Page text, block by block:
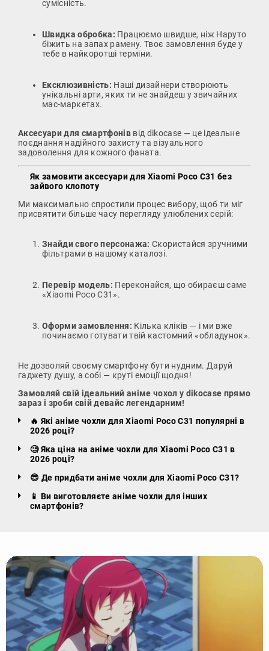
сумісність.
Швидка обробка: Працюємо швидше, ніж Наруто
біжить на запах рамену. Твоє замовлення буде у
тебе в найкоротші терміни.
Ексклюзивність: Наші дизайнери створюють
унікальні арти, яких ти не знайдеш у звичайних
мас-маркетах.
Аксесуари для смартфонів від dikocase — це ідеальне
поєднання надійного захисту та візуального
задоволення для кожного фаната.
Як замовити аксесуари для Xiaomi Poco C31 без
зайвого клопоту
Ми максимально спростили процес вибору, щоб ти міг
присвятити більше часу перегляду улюблених серій:
Знайди свого персонажа: Скористайся зручними
фільтрами в нашому каталозі.
Перевір модель: Переконайся, що обираєш саме
«Xiaomi Poco C31».
Оформи замовлення: Кілька кліків — і ми вже
починаємо готувати твій кастомний «обладунок».
Не дозволяй своєму смартфону бути нудним. Даруй
гаджету душу, а собі — круті емоції щодня!
Замовляй свій ідеальний аніме чохол у dikocase прямо
зараз і зроби свій девайс легендарним!
🔥 Які аніме чохли для Xiaomi Poco C31 популярні в
2026 році?
🧐 Яка ціна на аніме чохли для Xiaomi Poco C31 в
2026 році?
😎 Де придбати аніме чохли для Xiaomi Poco C31?
📱 Ви виготовляєте аніме чохли для інших
смартфонів?